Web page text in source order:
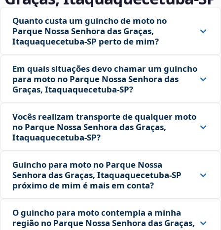
Quanto custa um guincho de moto no
Parque Nossa Senhora das Graças,
Itaquaquecetuba‑SP perto de mim?
Em quais situações devo chamar um guincho
para moto no Parque Nossa Senhora das
Graças, Itaquaquecetuba‑SP?
Vocês realizam transporte de qualquer moto
no Parque Nossa Senhora das Graças,
Itaquaquecetuba‑SP?
Guincho para moto no Parque Nossa
Senhora das Graças, Itaquaquecetuba‑SP
próximo de mim é mais em conta?
O guincho para moto contempla a minha
região no Parque Nossa Senhora das Graças,